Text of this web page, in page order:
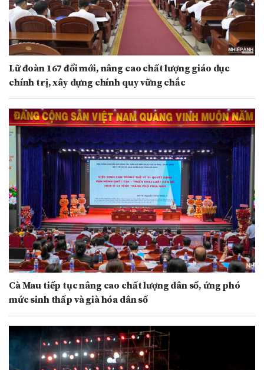
Lữ đoàn 167 đổi mới, nâng cao chất lượng giáo dục
chính trị, xây dựng chính quy vững chắc
Cà Mau tiếp tục nâng cao chất lượng dân số, ứng phó
mức sinh thấp và già hóa dân số